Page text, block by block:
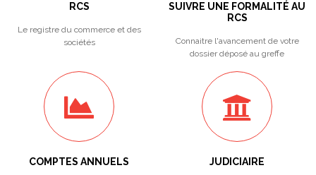
RCS
Le registre du commerce et des
sociétés
SUIVRE UNE FORMALITÉ AU
RCS
Connaitre l'avancement de votre
dossier déposé au greffe
COMPTES ANNUELS JUDICIAIRE